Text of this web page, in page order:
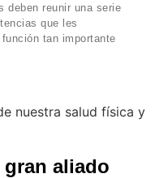
deben reunir una serie
que les
tan importante
aliado